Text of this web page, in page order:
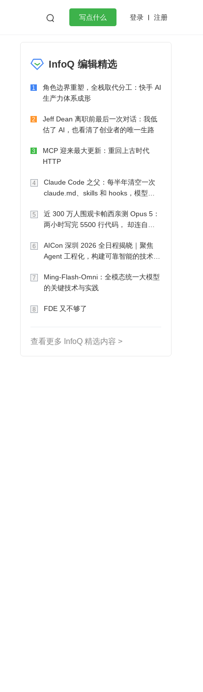
 写点什么 登录 注册
微服务架构 flutter
InfoQ 编辑精选
1
角色边界重塑，全栈取代分工：快手 AI
生产力体系成形
2
Jeff Dean 离职前最后一次对话：我低
估了 AI，也看清了创业者的唯一生路
3
MCP 迎来最大更新：重回上古时代
HTTP
4
Claude Code 之父：每半年清空一次
claude.md、skills 和 hooks，模型自
5
近 300 万人围观卡帕西亲测 Opus 5：
两小时写完 5500 行代码， 却连自己
6
AICon 深圳 2026 全日程揭晓｜聚焦
Agent 工程化，构建可靠智能的技术路
7
Ming-Flash-Omni：全模态统一大模型
的关键技术与实践
8 FDE 又不够了
查看更多 InfoQ 精选内容 >